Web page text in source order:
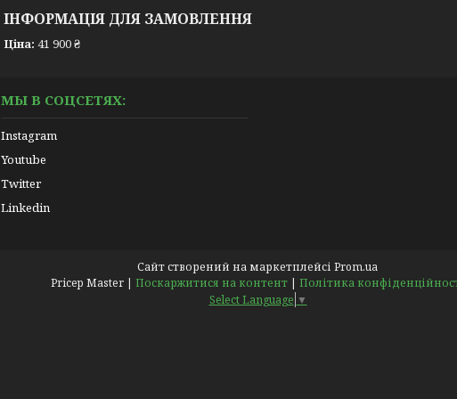
ІНФОРМАЦІЯ ДЛЯ ЗАМОВЛЕННЯ
Ціна: 41 900 ₴
МЫ В СОЦСЕТЯХ:
Instagram
Youtube
Twitter
Linkedin
Сайт створений на маркетплейсі Prom.ua
Pricep Master | Поскаржитися на контент | Політика
Select Language ▼